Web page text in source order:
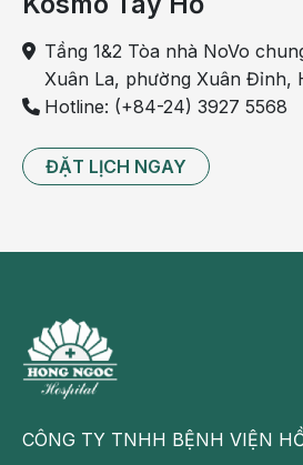
tuần 34 – 35 của thai kỳ, không
Uống nước dứa
Từ tuần thứ 39, mẹ có thể uống
nhàng hơn. Mẹ có thể uống
dứa thành nhiều món ăn.
ra nhanh chóng. Mẹ lấy rau
với với khoảng 300ml nước,
uống.
Có thể bạn quan tâm
Tầng 1&2 Tòa nhà NoVo
Xuân La, phường Xuân Đỉnh,
Hotline: (+84-24) 3927 5568
ĐẶT LỊCH NGAY
CÔNG TY TNHH BỆNH VIỆN